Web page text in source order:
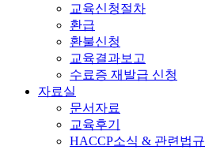
교육신청절차
환급
환불신청
교육결과보고
수료증 재발급 신청
자료실
문서자료
교육후기
HACCP소식 & 관련법규